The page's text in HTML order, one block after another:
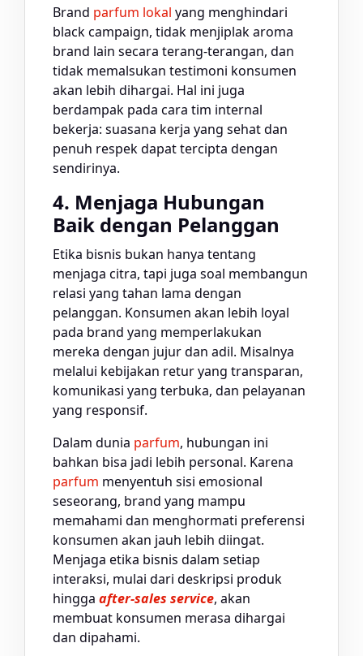
Brand parfum lokal yang menghindari
black campaign, tidak menjiplak aroma
brand lain secara terang-terangan, dan
tidak memalsukan testimoni konsumen
akan lebih dihargai. Hal ini juga
berdampak pada cara tim internal
bekerja: suasana kerja yang sehat dan
penuh respek dapat tercipta dengan
sendirinya.
4. Menjaga Hubungan
Baik dengan Pelanggan
Etika bisnis bukan hanya tentang
menjaga citra, tapi juga soal membangun
relasi yang tahan lama dengan
pelanggan. Konsumen akan lebih loyal
pada brand yang memperlakukan
mereka dengan jujur dan adil. Misalnya
melalui kebijakan retur yang transparan,
komunikasi yang terbuka, dan pelayanan
yang responsif.
Dalam dunia parfum, hubungan ini
bahkan bisa jadi lebih personal. Karena
parfum menyentuh sisi emosional
seseorang, brand yang mampu
memahami dan menghormati preferensi
konsumen akan jauh lebih diingat.
Menjaga etika bisnis dalam setiap
interaksi, mulai dari deskripsi produk
hingga after-sales service, akan
membuat konsumen merasa dihargai
dan dipahami.